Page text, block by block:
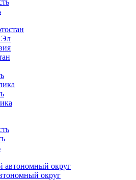
Эл
автономный округ
округ